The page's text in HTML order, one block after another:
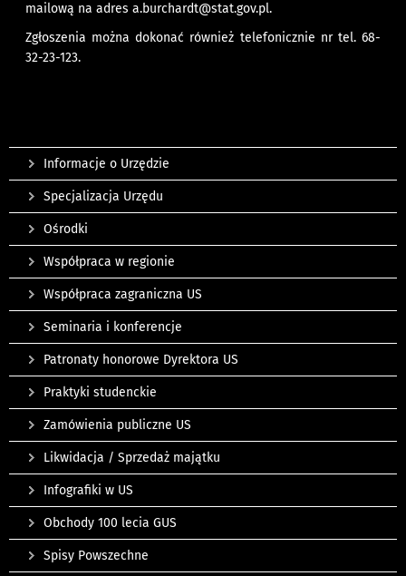
mailową na adresa.burchardt@stat.gov.pl.
Zgłoszenia można dokonać również telefonicznie nr tel. 68-
32-23-123.
Informacje o Urzędzie
Specjalizacja Urzędu
Ośrodki
Współpraca w regionie
Współpraca zagraniczna US
Seminaria i konferencje
Patronaty honorowe Dyrektora US
Praktyki studenckie
Zamówienia publiczne US
Likwidacja / Sprzedaż majątku
Infografiki w US
Obchody 100 lecia GUS
Spisy Powszechne